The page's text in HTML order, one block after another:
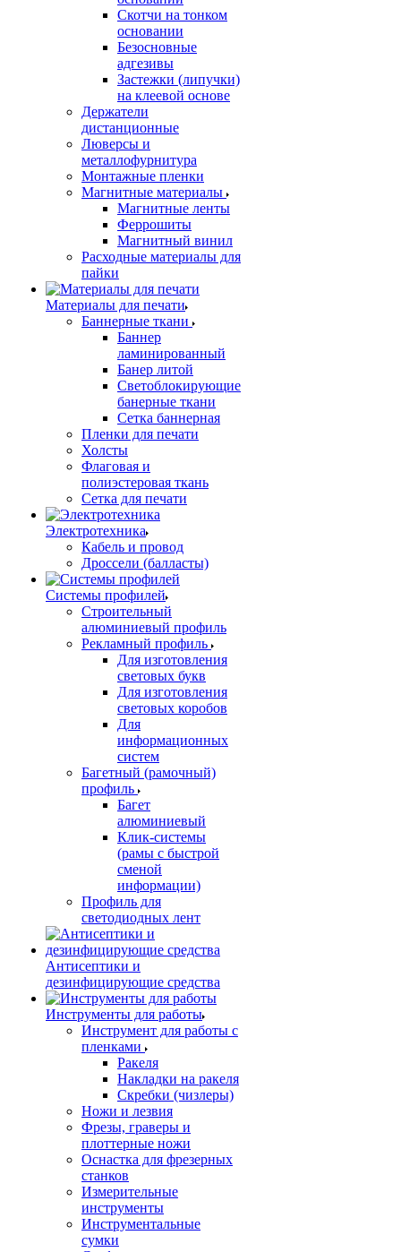
Скотчи на тонком
основании
Безосновные
адгезивы
Застежки (липучки)
на клеевой основе
Держатели
дистанционные
Люверсы и
металлофурнитура
Монтажные пленки
Магнитные материалы
Магнитные ленты
Феррошиты
Магнитный винил
Расходные материалы для
пайки
Материалы для печати
Баннерные ткани
Баннер
ламинированный
Банер литой
Светоблокирующие
банерные ткани
Сетка баннерная
Пленки для печати
Холсты
Флаговая и
полиэстеровая ткань
Сетка для печати
Электротехника
Кабель и провод
Дроссели (балласты)
Системы профилей
Строительный
алюминиевый профиль
Рекламный профиль
Для изготовления
световых букв
Для изготовления
световых коробов
Для
информационных
систем
Багетный (рамочный)
профиль
Багет
алюминиевый
Клик-системы
(рамы с быстрой
сменой
информации)
Профиль для
светодиодных лент
Антисептики и
дезинфицирующие средства
Инструменты для работы
Инструмент для работы с
пленками
Ракеля
Накладки на ракеля
Скребки (чизлеры)
Ножи и лезвия
Фрезы, граверы и
плоттерные ножи
Оснастка для фрезерных
станков
Измерительные
инструменты
Инструментальные
сумки